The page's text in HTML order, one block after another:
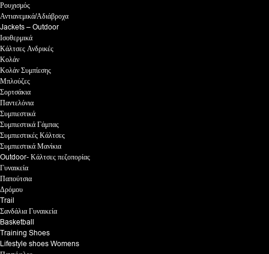
Ρουχισμός
Αντιανεμικά/Αδιάβροχα
Jackets – Outdoor
Ισοθερμικά
Κάλτσες Ανδρικές
Κολάν
Κολάν Συμπίεσης
Μπλούζες
Σορτσάκια
Παντελόνια
Συμπιεστικά
Συμπιεστικά Γάμπας
Συμπιεστικές Κάλτσες
Συμπιεστικά Μανίκια
Outdoor- Κάλτσες πεζοπορίας
Γυναικεία
Παπούτσια
Δρόμου
Trail
Σανδάλια Γυναικεία
Basketball
Training Shoes
Lifestyle shoes Womens